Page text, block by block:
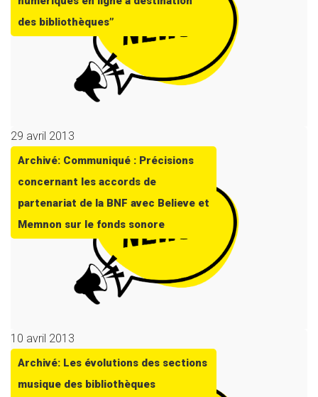
des bibliothèques”
29 avril 2013
Archivé: Communiqué : Précisions
concernant les accords de
partenariat de la BNF avec Believe et
Memnon sur le fonds sonore
10 avril 2013
Archivé: Les évolutions des sections
musique des bibliothèques